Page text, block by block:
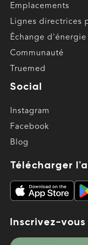
Emplacements
Lignes directrices
Échange d'énergie
Communauté
Truemed
Social
Instagram
Facebook
Blog
Télécharger
Inscrivez-